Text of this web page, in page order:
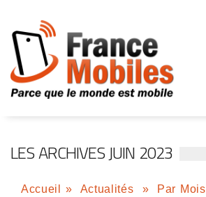
LES ARCHIVES JUIN 2023
Accueil » Actualités » Par Mois